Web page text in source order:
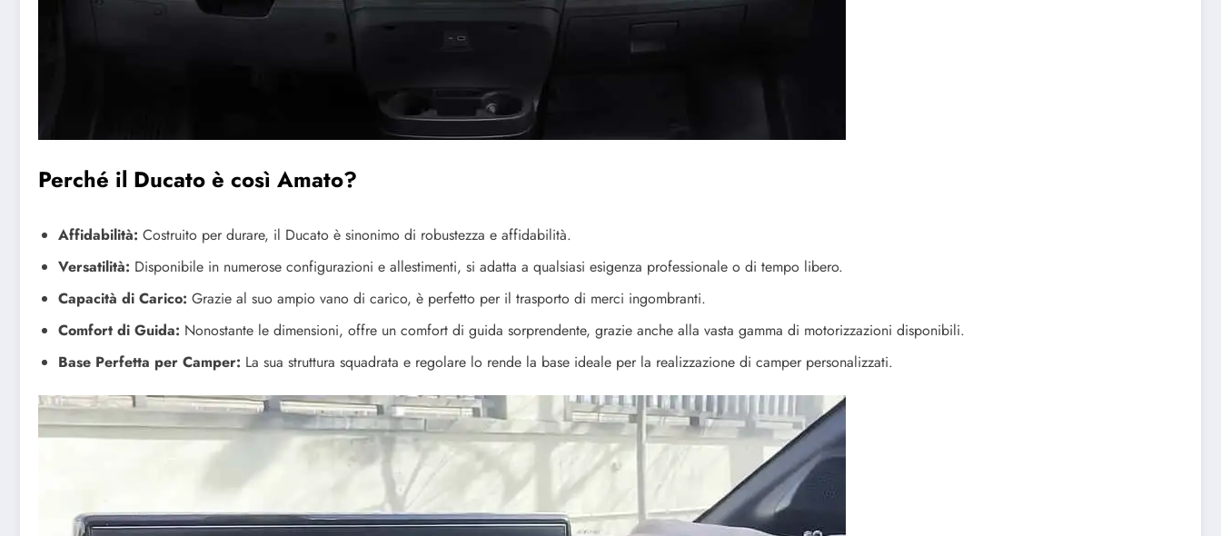
Perché il Ducato è così Amato?
Affidabilità: Costruito per durare, il Ducato è sinonimo di robustezza e affidabilità.
Versatilità: Disponibile in numerose configurazioni e allestimenti, si adatta a qualsiasi esigenza professionale o di tempo libero.
Capacità di Carico: Grazie al suo ampio vano di carico, è perfetto per il trasporto di merci ingombranti.
Comfort di Guida: Nonostante le dimensioni, offre un comfort di guida sorprendente, grazie anche alla vasta gamma di motorizzazioni disponibili.
Base Perfetta per Camper: La sua struttura squadrata e regolare lo rende la base ideale per la realizzazione di camper personalizzati.